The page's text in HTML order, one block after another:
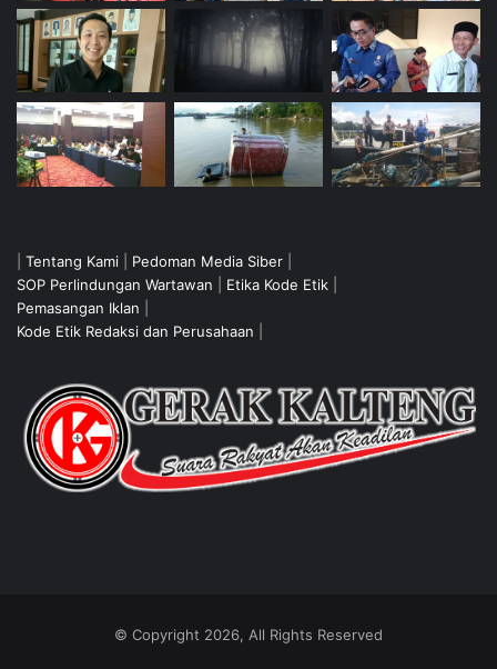
Tentang Kami Pedoman Media Siber
SOP Perlindungan Wartawan
Etika Kode Etik
Pemasangan Iklan
Kode Etik Redaksi dan Perusahaan
© Copyright 2026, All Rights Reserved